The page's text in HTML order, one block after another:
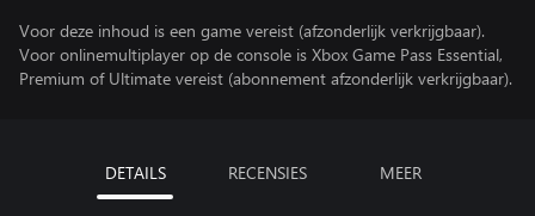
Voor deze inhoud is een game vereist (afzonderlijk verkrijgbaar).
Voor onlinemultiplayer op de console is Xbox Game Pass Essential,
Premium of Ultimate vereist (abonnement afzonderlijk verkrijgbaar).
DETAILS RECENSIES MEER